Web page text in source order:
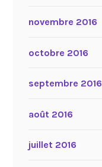
novembre 2016
octobre 2016
septembre 2016
août 2016
juillet 2016